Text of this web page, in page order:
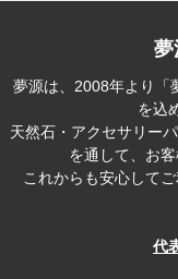
夢
夢源は、2008年より「
を込
天然石・アクセサリー
を通して、お
これからも安心して
代